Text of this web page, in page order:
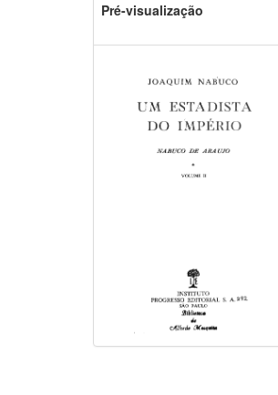
Pré-visualização